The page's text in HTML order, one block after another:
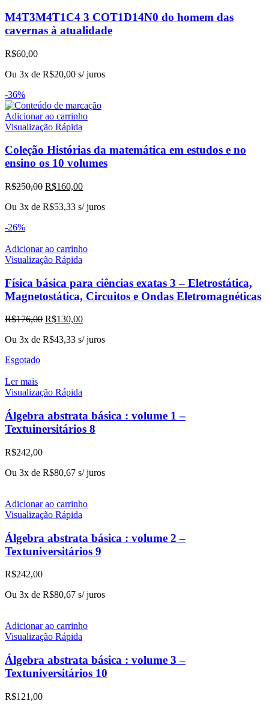
M4T3M4T1C4 3 COT1D14N0 do homem das
cavernas à atualidade
R$60,00
Ou 3x de R$20,00 s/ juros
-36%
Adicionar ao carrinho
Visualização Rápida
Coleção Histórias da matemática em estudos e no
ensino os 10 volumes
R$250,00 O
original
R$160,00O
atual
Ou 3x de R$53,33 s/ juros
-26%
Adicionar ao carrinho
Visualização Rápida
Física básica para ciências exatas 3 – Eletrostática,
Magnetostática, Circuitos e Ondas Eletromagnéticas
R$176,00 O
original
R$130,00O
atual
Ou 3x de R$43,33 s/ juros
Esgotado
Ler mais
Visualização Rápida
Álgebra abstrata básica : volume 1 –
Textuinersitários 8
R$242,00
Ou 3x de R$80,67 s/ juros
Adicionar ao carrinho
Visualização Rápida
Álgebra abstrata básica : volume 2 –
Textuniversitários 9
R$242,00
Ou 3x de R$80,67 s/ juros
Adicionar ao carrinho
Visualização Rápida
Álgebra abstrata básica : volume 3 –
Textuniversitários 10
R$121,00